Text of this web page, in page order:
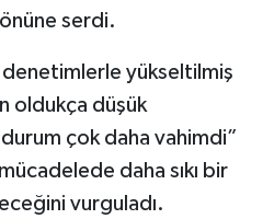
serdi.
denetimlerle yükseltilmiş
oldukça düşük
çok daha vahimdi”
daha sıkı bir
vurguladı.